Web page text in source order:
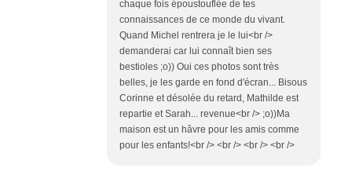
chaque fois époustouflée de tes
connaissances de ce monde du vivant.
Quand Michel rentrera je le lui<br />
demanderai car lui connaît bien ses
bestioles ;o)) Oui ces photos sont très
belles, je les garde en fond d'écran... Bisous
Corinne et désolée du retard, Mathilde est
repartie et Sarah... revenue<br /> ;o))Ma
maison est un hâvre pour les amis comme
pour les enfants!<br /> <br /> <br /> <br />